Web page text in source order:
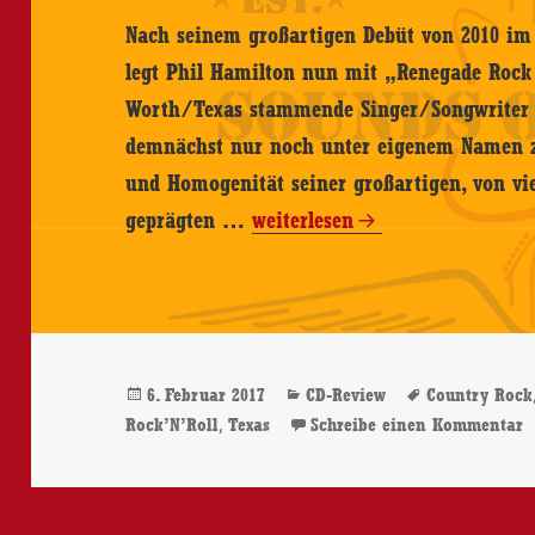
Nach seinem großartigen Debüt von 2010
legt Phil Hamilton nun mit „Renegade
Worth/Texas stammende Singer/
demnächst nur noch unter eigenem
und Homogenität seiner großartigen, von
geprägten …Phil
Renegade
–
CD-
weiterlesen
Veröffentlicht
am
6. Februar 2017 Kategorien
CD-Review Country Rock
Rock’N’Roll,Texas Schreibe einen Kommentar